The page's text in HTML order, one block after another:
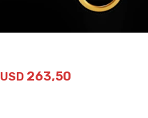
USD 263,50